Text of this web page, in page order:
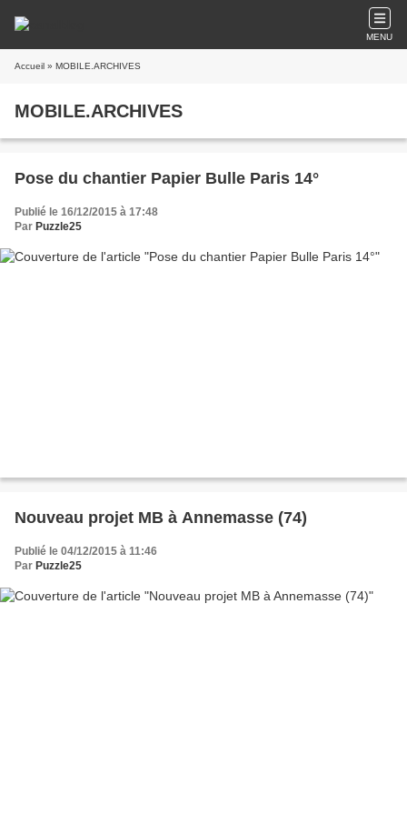
MENU
Accueil » MOBILE.ARCHIVES
MOBILE.ARCHIVES
Pose du chantier Papier Bulle Paris 14°
Publié le 16/12/2015 à 17:48
Par Puzzle25
Nouveau projet MB à Annemasse (74)
Publié le 04/12/2015 à 11:46
Par Puzzle25